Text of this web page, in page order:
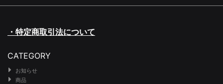
・特定商取引法について
CATEGORY
お知らせ
商品